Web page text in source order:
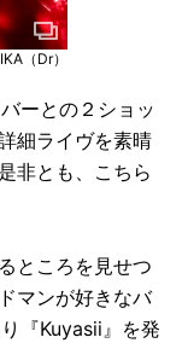
（Dr）
ーとの２ショッ
細ライヴを素晴
非とも、こちら
ところを見せつ
マンが好きなバ
『Kuyasii』を発